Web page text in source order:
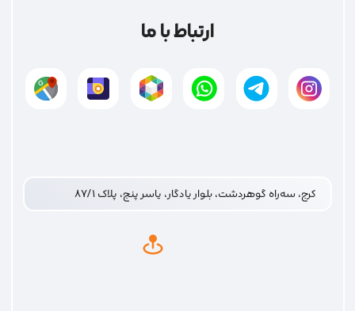
ارتباط با ما
کرج، سه‌راه گوهردشت، بلوار یادگار، یاسر پنج، پلاک ۸۷/۱